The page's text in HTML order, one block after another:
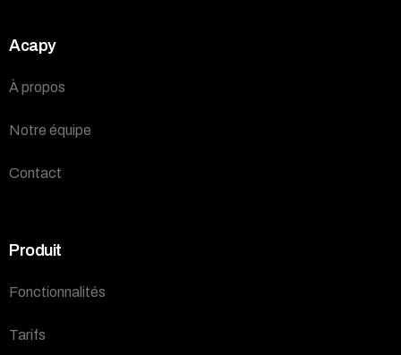
Acapy
À propos
Notre équipe
Contact
Produit
Fonctionnalités
Tarifs